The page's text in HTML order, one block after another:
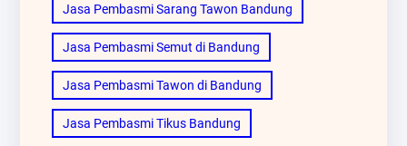
Jasa Pembasmi Sarang Tawon Bandung
Jasa Pembasmi Semut di Bandung
Jasa Pembasmi Tawon di Bandung
Jasa Pembasmi Tikus Bandung